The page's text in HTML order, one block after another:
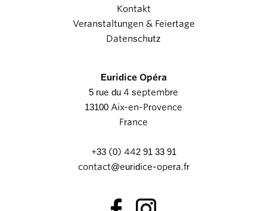
Kontakt
Veranstaltungen & Feiertage
Datenschutz
Euridice Opéra
5 rue du 4 septembre
13100 Aix-en-Provence
France
+33 (0) 442 91 33 91
contact@euridice-opera.fr